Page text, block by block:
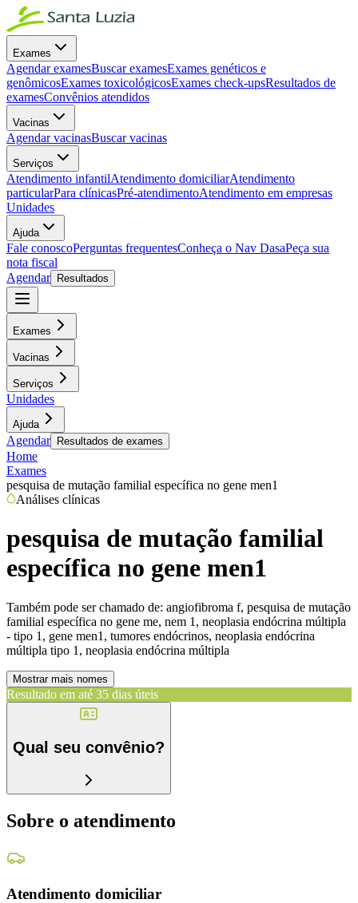
Exames
Agendar examesBuscar examesExames genéticos e
genômicosExames toxicológicosExames check-upsResultados de
examesConvênios atendidos
Vacinas
Agendar vacinasBuscar vacinas
Serviços
Atendimento infantilAtendimento domiciliarAtendimento
particularPara clínicasPré-atendimentoAtendimento em empresas
Unidades
Ajuda
Fale conoscoPerguntas frequentesConheça o Nav DasaPeça sua
nota fiscal
Agendar
Resultados
Exames
Vacinas
Serviços
Unidades
Ajuda
Agendar Resultados de exames
Home
Exames
pesquisa de mutação familial específica no gene men1
Análises clínicas
pesquisa de mutação familial
específica no gene men1
Também pode ser chamado de: angiofibroma f, pesquisa de mutação
familial específica no gene me, nem 1, neoplasia endócrina múltipla
- tipo 1, gene men1, tumores endócrinos, neoplasia endócrina
múltipla tipo 1, neoplasia endócrina múltipla
Mostrar mais nomes
Resultado em até 35 dias úteis
Qual seu convênio?
Sobre o atendimento
Atendimento domiciliar